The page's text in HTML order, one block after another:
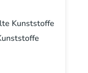
Kunststoffe